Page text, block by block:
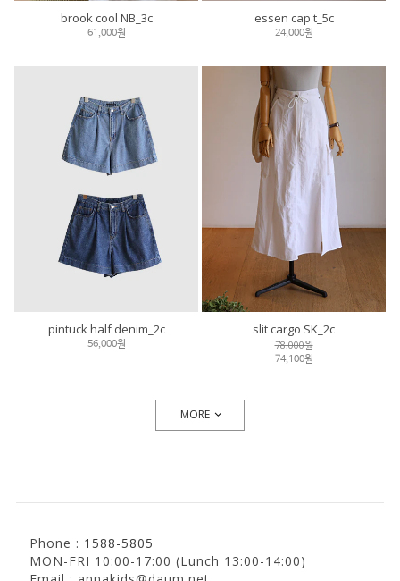
brook cool NB_3c
61,000원
essen cap t_5c
24,000원
pintuck half denim_2c
56,000원
slit cargo SK_2c
78,000원
74,100원
MORE
Phone : 1588-5805
MON-FRI 10:00-17:00 (Lunch 13:00-14:00)